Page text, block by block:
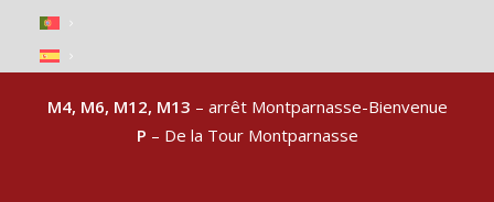
M4, M6, M12, M13 – arrêt Montparnasse-Bienvenue
P – De la Tour Montparnasse